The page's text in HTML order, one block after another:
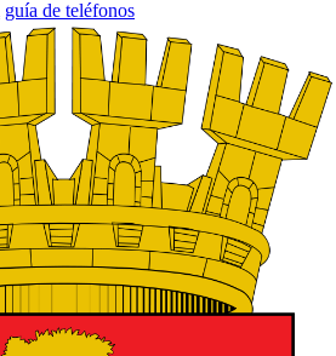
guía de teléfonos